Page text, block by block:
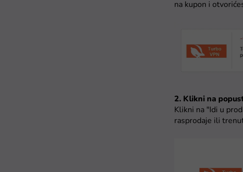
na kupon i
2. Klikni na
Klikni na "Idi u
rasprodaje ili